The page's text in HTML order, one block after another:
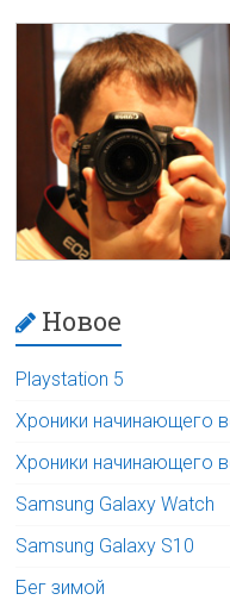
Новое
Playstation 5
Хроники начинающего
Хроники начинающего
Samsung Galaxy Watch
Samsung Galaxy S10
Бег зимой